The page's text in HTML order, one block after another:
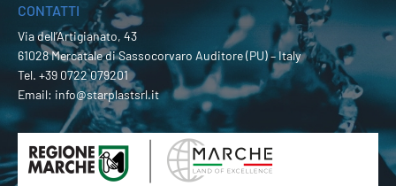
CONTATTI
Via dell’Artigianato, 43
61028 Mercatale di Sassocorvaro Auditore (PU) – Italy
Tel. +39 0722 079201
Email: info@starplastsrl.it